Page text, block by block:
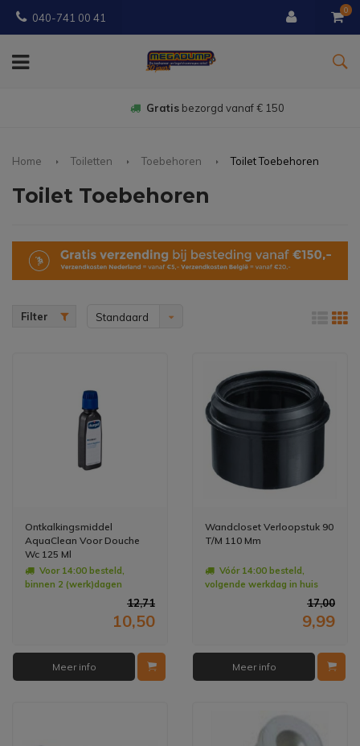
040-741 00 41
0
Gratisbezorgd vanaf € 150
Home Toiletten Toebehoren Toilet Toebehoren
Toilet Toebehoren
Filter Standaard
Ontkalkingsmiddel
AquaClean Voor Douche
Wc 125 Ml
Voor 14:00 besteld,
binnen 2 (werk)dagen
12,71
10,50
Meer info
Wandcloset Verloopstuk 90
T/M 110 Mm
Vóór 14:00 besteld,
volgende werkdag in huis
17,00
9,99
Meer info